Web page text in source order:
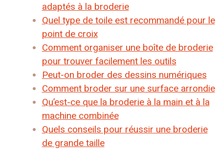
adaptés à la broderie
Quel type de toile est recommandé pour le
point de croix
Comment organiser une boîte de broderie
pour trouver facilement les outils
Peut-on broder des dessins numériques
Comment broder sur une surface arrondie
Qu’est-ce que la broderie à la main et à la
machine combinée
Quels conseils pour réussir une broderie
de grande taille